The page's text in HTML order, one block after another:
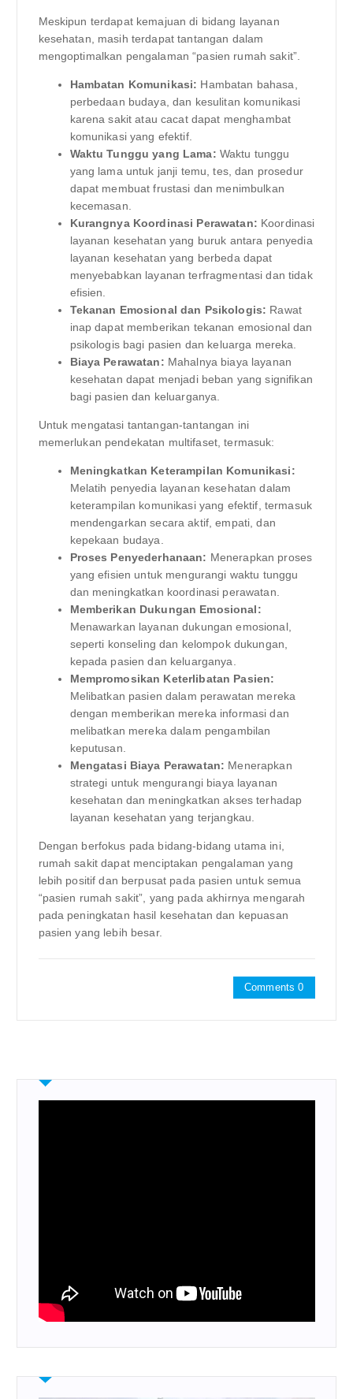
Meskipun terdapat kemajuan di bidang layanan
kesehatan, masih terdapat tantangan dalam
mengoptimalkan pengalaman “pasien rumah sakit”.
Hambatan Komunikasi: Hambatan bahasa,
perbedaan budaya, dan kesulitan komunikasi
karena sakit atau cacat dapat menghambat
komunikasi yang efektif.
Waktu Tunggu yang Lama: Waktu tunggu
yang lama untuk janji temu, tes, dan prosedur
dapat membuat frustasi dan menimbulkan
kecemasan.
Kurangnya Koordinasi Perawatan: Koordinasi
layanan kesehatan yang buruk antara penyedia
layanan kesehatan yang berbeda dapat
menyebabkan layanan terfragmentasi dan tidak
efisien.
Tekanan Emosional dan Psikologis: Rawat
inap dapat memberikan tekanan emosional dan
psikologis bagi pasien dan keluarga mereka.
Biaya Perawatan: Mahalnya biaya layanan
kesehatan dapat menjadi beban yang signifikan
bagi pasien dan keluarganya.
Untuk mengatasi tantangan-tantangan ini
memerlukan pendekatan multifaset, termasuk:
Meningkatkan Keterampilan Komunikasi:
Melatih penyedia layanan kesehatan dalam
keterampilan komunikasi yang efektif, termasuk
mendengarkan secara aktif, empati, dan
kepekaan budaya.
Proses Penyederhanaan: Menerapkan proses
yang efisien untuk mengurangi waktu tunggu
dan meningkatkan koordinasi perawatan.
Memberikan Dukungan Emosional:
Menawarkan layanan dukungan emosional,
seperti konseling dan kelompok dukungan,
kepada pasien dan keluarganya.
Mempromosikan Keterlibatan Pasien:
Melibatkan pasien dalam perawatan mereka
dengan memberikan mereka informasi dan
melibatkan mereka dalam pengambilan
keputusan.
Mengatasi Biaya Perawatan: Menerapkan
strategi untuk mengurangi biaya layanan
kesehatan dan meningkatkan akses terhadap
layanan kesehatan yang terjangkau.
Dengan berfokus pada bidang-bidang utama ini,
rumah sakit dapat menciptakan pengalaman yang
lebih positif dan berpusat pada pasien untuk semua
“pasien rumah sakit”, yang pada akhirnya mengarah
pada peningkatan hasil kesehatan dan kepuasan
pasien yang lebih besar.
Comments 0